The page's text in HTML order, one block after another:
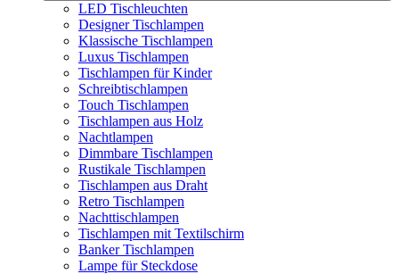
LED Tischleuchten
Designer Tischlampen
Klassische Tischlampen
Luxus Tischlampen
Tischlampen für Kinder
Schreibtischlampen
Touch Tischlampen
Tischlampen aus Holz
Nachtlampen
Dimmbare Tischlampen
Rustikale Tischlampen
Tischlampen aus Draht
Retro Tischlampen
Nachttischlampen
Tischlampen mit Textilschirm
Banker Tischlampen
Lampe für Steckdose